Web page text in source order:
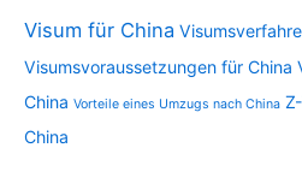
Visum für China
Visumsvoraussetzungen für China
China Vorteile eines Umzugs nach China
China